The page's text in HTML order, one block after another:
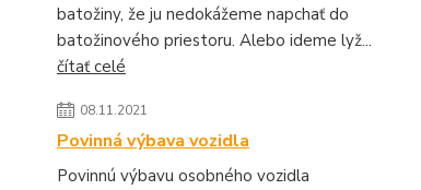
batožiny, že ju nedokážeme napchať do
batožinového priestoru. Alebo ideme lyž...
čítať celé
08.11.2021
Povinná výbava vozidla
Povinnú výbavu osobného vozidla